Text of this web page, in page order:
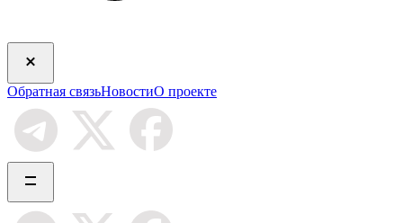
Обратная связьНовостиО проекте